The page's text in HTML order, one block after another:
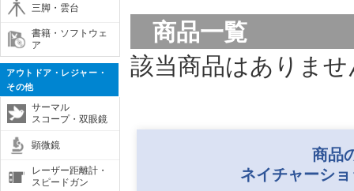
三脚・雲台
書籍・ソフトウェ
ア
アウトドア・レジャー・
その他
サーマル
スコープ・双眼鏡
顕微鏡
レーザー距離計・
スピードガン
商品一覧
該当商品はありませ
商品
ネイチャーシ